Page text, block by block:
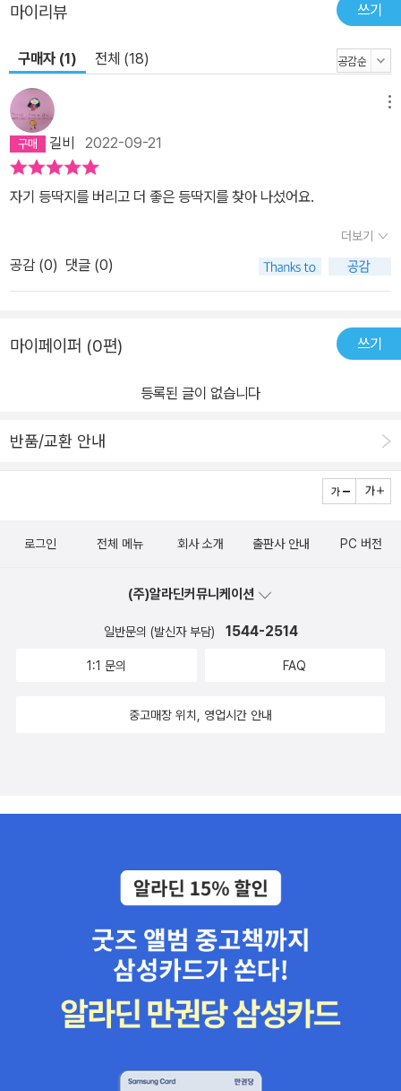
마이리뷰 쓰기
구매자 (1) 전체 (18)
길비 2022-09-21
자기 등딱지를 버리고 더 좋은 등딱지를 찾아 나섰어요.
더보기
공감 (0) 댓글 (0)
마이페이퍼 (0편) 쓰기
등록된 글이 없습니다
반품/교환 안내
로그인 전체 메뉴 회사 소개 출판사 안내 PC 버전
(주)알라딘커뮤니케이션
일반문의 (발신자 부담) 1544-2514
1:1 문의 FAQ
중고매장 위치, 영업시간 안내